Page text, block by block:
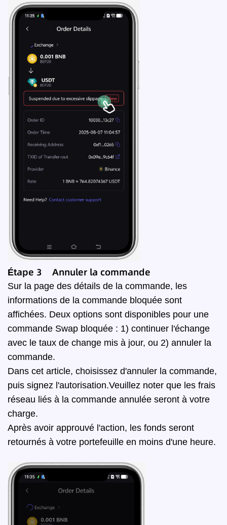
Étape 3 Annuler la commande
Sur la page des détails de la commande, les
informations de la commande bloquée sont
affichées. Deux options sont disponibles pour une
commande Swap bloquée : 1) continuer l'échange
avec le taux de change mis à jour, ou 2) annuler la
commande.
Dans cet article, choisissez d'annuler la commande,
puis signez l'autorisation.Veuillez noter que les frais
réseau liés à la commande annulée seront à votre
charge.
Après avoir approuvé l'action, les fonds seront
retournés à votre portefeuille en moins d'une heure.